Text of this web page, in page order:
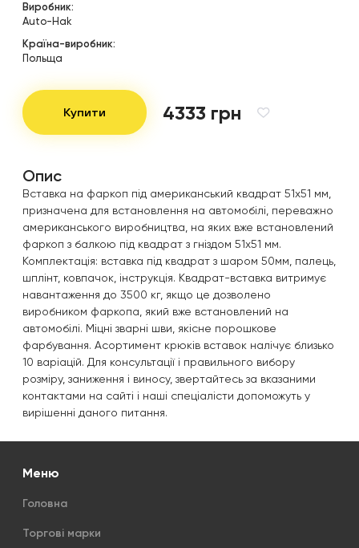
Виробник:
Auto-Hak
Країна-виробник:
Польща
Купити 4333 грн
Опис
Вставка на фаркоп під американський квадрат 51х51 мм,
призначена для встановлення на автомобілі, переважно
американського виробництва, на яких вже встановлений
фаркоп з балкою під квадрат з гніздом 51х51 мм.
Комплектація: вставка під квадрат з шаром 50мм, палець,
шплінт, ковпачок, інструкція. Квадрат-вставка витримує
навантаження до 3500 кг, якщо це дозволено
виробником фаркопа, який вже встановлений на
автомобілі. Міцні зварні шви, якісне порошкове
фарбування. Асортимент крюків вставок налічує близько
10 варіацій. Для консультації і правильного вибору
розміру, заниження і виносу, звертайтесь за вказаними
контактами на сайті і наші спеціалісти допоможуть у
вирішенні даного питання.
Меню
Головна
Торгові марки